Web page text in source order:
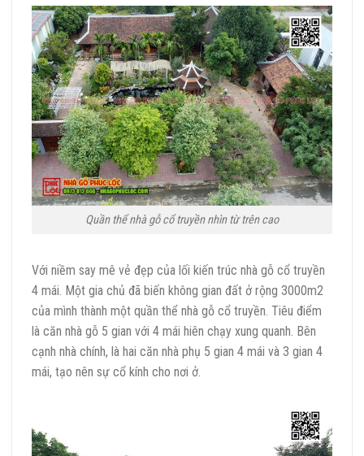
Quần thể nhà gỗ cổ truyền nhìn từ trên cao
Với niềm say mê vẻ đẹp của lối kiến trúc nhà gỗ cổ truyền
4 mái. Một gia chủ đã biến không gian đất ở rộng 3000m2
của mình thành một quần thể nhà gỗ cổ truyền. Tiêu điểm
là căn nhà gỗ 5 gian với 4 mái hiên chạy xung quanh. Bên
cạnh nhà chính, là hai căn nhà phụ 5 gian 4 mái và 3 gian 4
mái, tạo nên sự cổ kính cho nơi ở.